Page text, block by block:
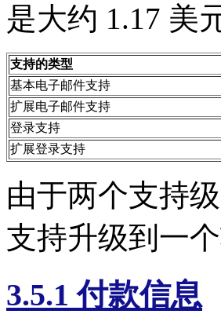
是大约 1.17 美
支持的类型
基本电子邮件支持
扩展电子邮件支持
登录支持
扩展登录支持
由于两个支持
支持升级到一
3.5.1 付款信息